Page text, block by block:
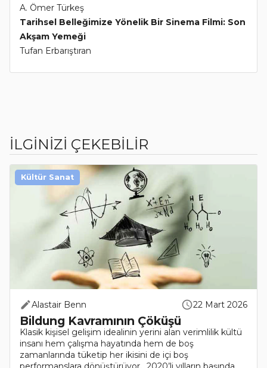
A. Ömer Türkeş
Tarihsel Belleğimize Yönelik Bir Sinema Filmi: Son
Akşam Yemeği
Tufan Erbarıştıran
İLGİNİZİ ÇEKEBİLİR
Alastair Benn 22 Mart 2026
Bildung Kavramının Çöküşü
Klasik kişisel gelişim idealinin yerini alan verimlilik kültü
insanı hem çalışma hayatında hem de boş
zamanlarında tüketip her ikisini de içi boş
Kültür Sanat